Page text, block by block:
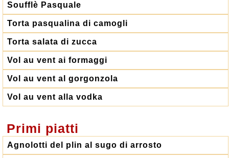
Soufflè Pasquale
Torta pasqualina di camogli
Torta salata di zucca
Vol au vent ai formaggi
Vol au vent al gorgonzola
Vol au vent alla vodka
Primi piatti
Agnolotti del plin al sugo di arrosto